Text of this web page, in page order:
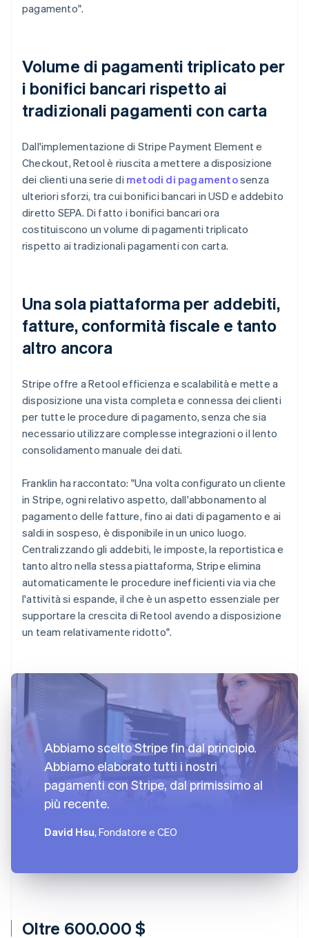
Oltre 600.000 $
pagamento".
Volume di pagamenti triplicato per
i bonifici bancari rispetto ai
tradizionali pagamenti con carta
Dall'implementazione di Stripe Payment Element e
Checkout, Retool è riuscita a mettere a disposizione
dei clienti una serie di metodi di pagamentosenza
ulteriori sforzi, tra cui bonifici bancari in USD e addebito
diretto SEPA. Di fatto i bonifici bancari ora
costituiscono un volume di pagamenti triplicato
rispetto ai tradizionali pagamenti con carta.
Una sola piattaforma per addebiti,
fatture, conformità fiscale e tanto
altro ancora
Stripe offre a Retool efficienza e scalabilità e mette a
disposizione una vista completa e connessa dei clienti
per tutte le procedure di pagamento, senza che sia
necessario utilizzare complesse integrazioni o il lento
consolidamento manuale dei dati.
Franklin ha raccontato: "Una volta configurato un cliente
in Stripe, ogni relativo aspetto, dall'abbonamento al
pagamento delle fatture, fino ai dati di pagamento e ai
saldi in sospeso, è disponibile in un unico luogo.
Centralizzando gli addebiti, le imposte, la reportistica e
tanto altro nella stessa piattaforma, Stripe elimina
automaticamente le procedure inefficienti via via che
l'attività si espande, il che è un aspetto essenziale per
supportare la crescita di Retool avendo a disposizione
un team relativamente ridotto".
Abbiamo scelto Stripe fin dal principio.
Abbiamo elaborato tutti i nostri
pagamenti con Stripe, dal primissimo al
più recente.
David Hsu, Fondatore e CEO